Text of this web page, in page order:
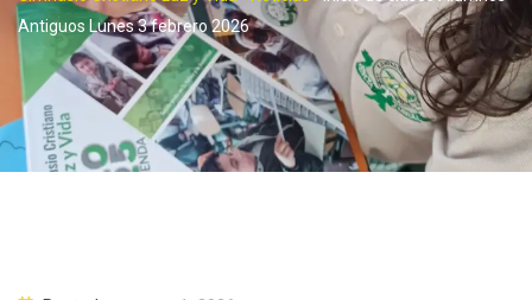
Antiguos Lunes 3 febrero 2026